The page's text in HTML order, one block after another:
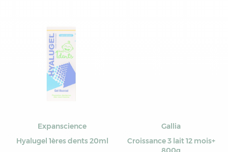
Expanscience
Hyalugel 1ères dents 20ml
Gallia
Croissance 3 lait 12 mois+